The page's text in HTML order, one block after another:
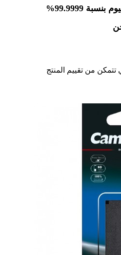
99.9999%
تتمكن من تقييم المنتج